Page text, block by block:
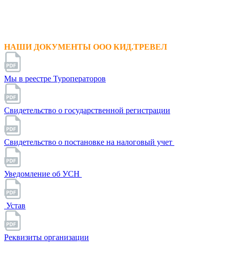
НАШИ ДОКУМЕНТЫ ООО КИД.ТРЕВЕЛ
Мы в реестре Туроператоров
Свидетельство о государственной регистрации
Свидетельство о постановке на налоговый учет
Уведомление об УСН
Устав
Реквизиты организации